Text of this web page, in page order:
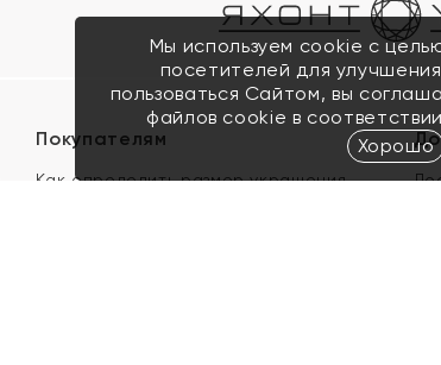
Покупателям
Как определить размер украшения
Мы используем cookie с
посетителей для
пользоваться Сайтом, вы
файлов cookie в
Хорошо